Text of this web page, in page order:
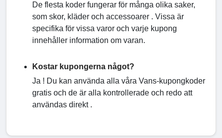
De flesta koder fungerar för många olika saker,
som skor, kläder och accessoarer . Vissa är
specifika för vissa varor och varje kupong
innehåller information om varan.
Kostar kupongerna något?
Ja ! Du kan använda alla våra Vans-kupongkoder
gratis och de är alla kontrollerade och redo att
användas direkt .